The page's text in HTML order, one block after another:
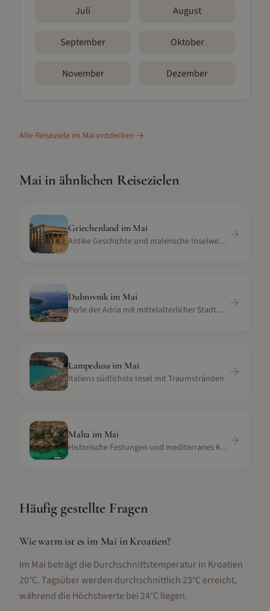
Juli August
September Oktober
November Dezember
Alle Reiseziele im Maientdecken →
Maiin ähnlichen Reisezielen
Griechenland im Mai
Antike Geschichte und malerische Inselwelten
Dubrovnikim Mai
Perle der Adria mit mittelalterlicher Stadtmauer und Meerblick
Lampedusa im Mai
Italiens südlichste Insel mit Traumstränden
Malta im Mai
Historische Festungen und mediterranes Klima
Häufig gestellte Fragen
Wie warm ist es im Mai in Kroatien?
Im Mai beträgt die Durchschnittstemperatur in Kroatien
20°C. Tagsüber werden durchschnittlich 23°C erreicht,
während die Höchstwerte bei 24°C liegen.